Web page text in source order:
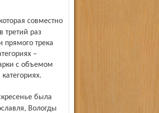
третий раз
прямого трека
–
с объемом
Вологды